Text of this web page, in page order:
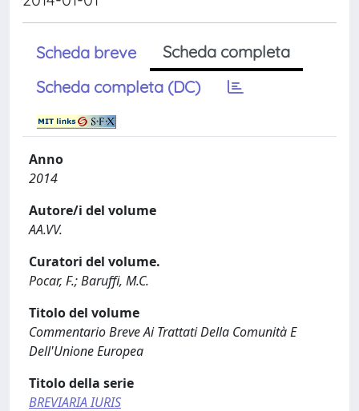
Scheda breve
Scheda completa
Scheda completa (DC)
Anno
2014
Autore/i del volume
AA.VV.
Curatori del volume.
Pocar, F.; Baruffi, M.C.
Titolo del volume
Commentario Breve Ai Trattati Della Comunità E
Dell'Unione Europea
Titolo della serie
BREVIARIA IURIS